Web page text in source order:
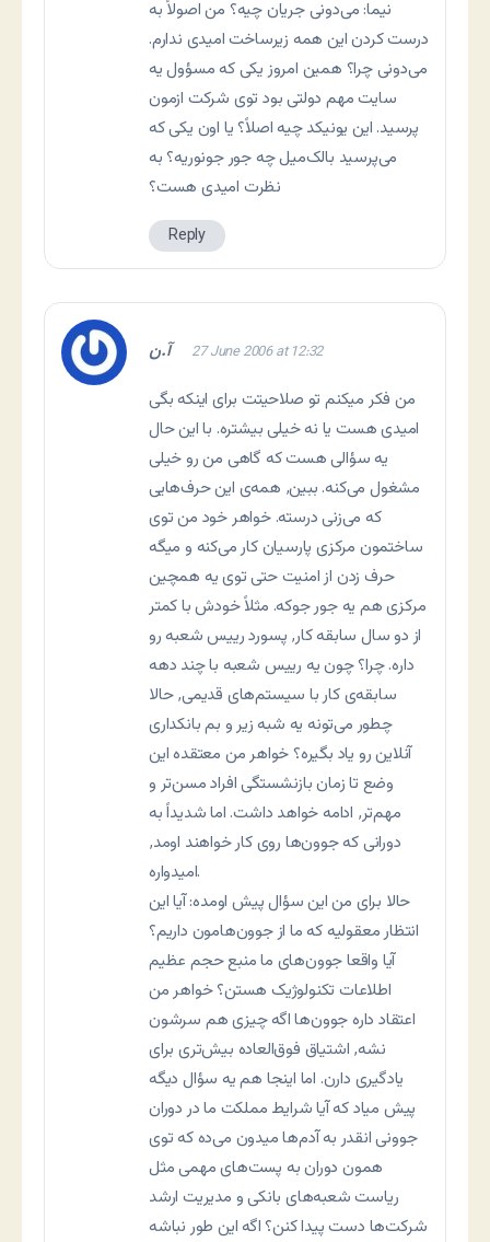
نيما: می‌دونی جريان چيه؟ من اصولاً به
درست کردن اين همه زيرساخت اميدی ندارم.
می‌دونی چرا؟ همین امروز يکی که مسؤول يه
سايت مهم دولتی بود توی شرکت ازمون
پرسيد. اين يونيکد چيه اصلاً؟ يا اون يکی که
می‌پرسيد بالک‌ميل چه جور جونوريه؟ به
نظرت اميدی هست؟
Reply
آ.ن 27 June 2006 at 12:32
من فکر میکنم تو صلاحیتت برای اینکه بگی
امیدی هست یا نه خیلی بیشتره. با این حال
یه سؤالی هست که گاهی من رو خیلی
مشغول می‌کنه. ببین٬ همه‌ی این حرف‌هایی
که می‌زنی درسته. خواهر خود من توی
ساختمون مرکزی پارسیان کار می‌کنه و میگه
حرف زدن از امنیت حتی توی یه همچین
مرکزی هم یه جور جوکه. مثلاً خودش با کمتر
از دو سال سابقه کار٬ پسورد رییس شعبه رو
داره. چرا؟ چون یه رییس شعبه با چند دهه
سابقه‌ی کار با سیستم‌های قدیمی٬ حالا
چطور می‌تونه یه شبه زیر و بم بانکداری
آنلاین رو یاد بگیره؟ خواهر من معتقده این
وضع تا زمان بازنشستگی افراد مسن‌تر و
مهم‌تر٬ ادامه خواهد داشت. اما شدیداً به
دورانی که جوون‌ها روی کار خواهند اومد٬
امیدواره.
حالا برای من این سؤال پیش اومده: آیا این
انتظار معقولیه که ما از جوون‌هامون داریم؟
آیا واقعا جوون‌های ما منبع حجم عظیم
اطلاعات تکنولوژیک هستن؟ خواهر من
اعتقاد داره جوون‌ها اگه چیزی هم سرشون
نشه٬ اشتیاق فوق‌العاده بیش‌تری برای
یادگیری دارن. اما اینجا هم یه سؤال دیگه
پیش میاد که آیا شرایط مملکت ما در دوران
جوونی انقدر به آدم‌ها میدون می‌ده که توی
همون دوران به پست‌های مهمی مثل
ریاست شعبه‌های بانکی و مدیریت ارشد
شرکت‌ها دست پیدا کنن؟ اگه این طور نباشه